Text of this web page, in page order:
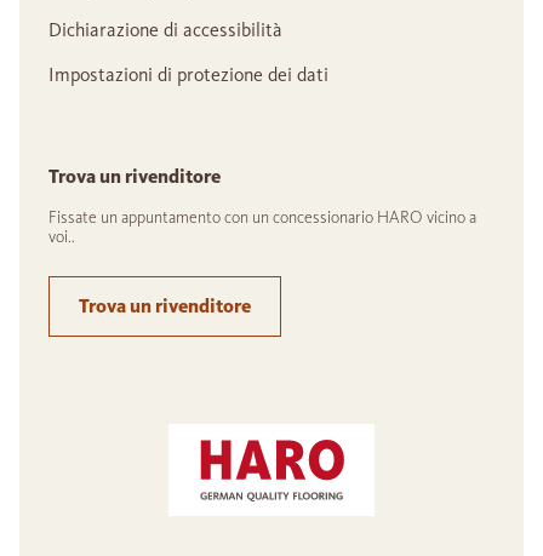
Dichiarazione di accessibilità
Impostazioni di protezione dei dati
Trova un rivenditore
Fissate un appuntamento con un concessionario HARO vicino a
voi..
Trova un rivenditore